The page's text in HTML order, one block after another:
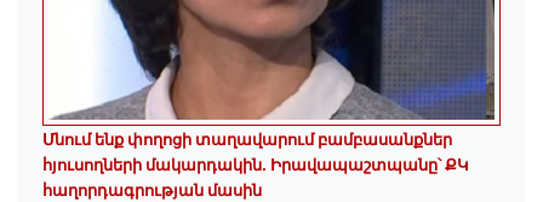
Մնում ենք փողոցի տաղավարում բամբասանքներ
հյուսողների մակարդակին․ Իրավապաշտպանը՝ ՔԿ
հաղորդագրության մասին